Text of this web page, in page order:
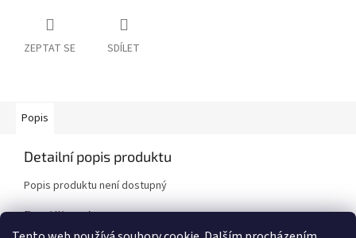
ZEPTAT SE SDÍLET
Popis
Detailní popis produktu
Popis produktu není dostupný
Doplňkové parametry